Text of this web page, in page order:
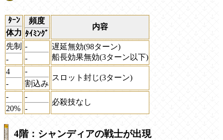
ﾀｰﾝ
体力
頻度
ﾀｲﾐﾝｸﾞ
内容
先制
-
-
-
遅延無効(98ターン)
船長効果無効(3ターン以下)
4
-
-
割込み
スロット封じ(3ターン)
-
20%
-
-
必殺技なし
4階：シャンディアの戦士が出現